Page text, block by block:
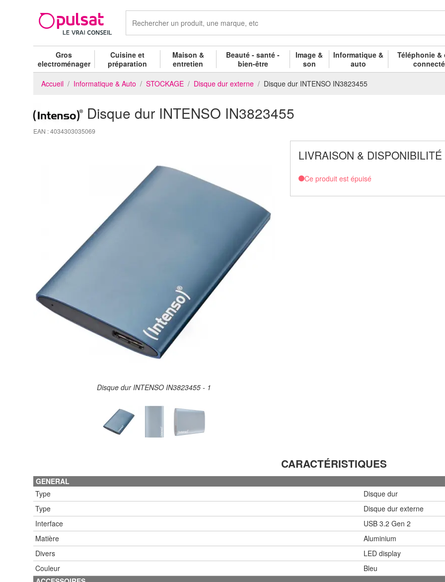
Gros
electroménager
Cuisine et
préparation
Maison &
entretien
Beauté - santé -
bien-être
Image &
son
Informatique &
auto
Téléphonie &
connecté
Accueil
Informatique & Auto STOCKAGE Disque dur externe Disque dur INTENSO IN3823455
Disque dur INTENSO IN3823455
EAN : 4034303035069
Disque dur INTENSO IN3823455 - 1
LIVRAISON & DISPONIBILITÉ
Ce produit est épuisé
CARACTÉRISTIQUES
GENERAL
Type
Disque dur
Type
Disque dur externe
Interface
USB 3.2 Gen 2
Matière
Aluminium
Divers
LED display
Couleur
Bleu